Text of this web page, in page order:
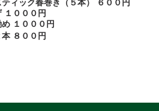
ィック春巻き（５本） ６００円
１０００円
１０００円
８００円